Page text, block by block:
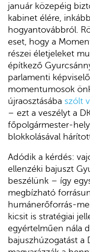
január közepéig
kabinet élére,
hogyantovábbról.
eset, hogy a
részei életjeleket
építkező
parlamenti
momentumosok
újraosztásába szólt
– ezt a veszélyt a
főpolgármester-
blokkolásával
Adódik a kérdés:
ellenzéki bajuszt
beszélünk – így
megbízható
humánerőforrás-
kicsit is stratégiai
egyértelműen nála
bajuszhúzogatást a